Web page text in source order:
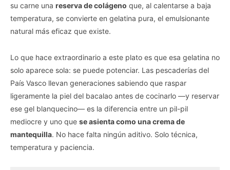
su carne una reserva de colágeno que, al calentarse a baja
temperatura, se convierte en gelatina pura, el emulsionante
natural más eficaz que existe.
Lo que hace extraordinario a este plato es que esa gelatina no
solo aparece sola: se puede potenciar. Las pescaderías del
País Vasco llevan generaciones sabiendo que raspar
ligeramente la piel del bacalao antes de cocinarlo —y reservar
ese gel blanquecino— es la diferencia entre un pil-pil
mediocre y uno que se asienta como una crema de
mantequilla. No hace falta ningún aditivo. Solo técnica,
temperatura y paciencia.